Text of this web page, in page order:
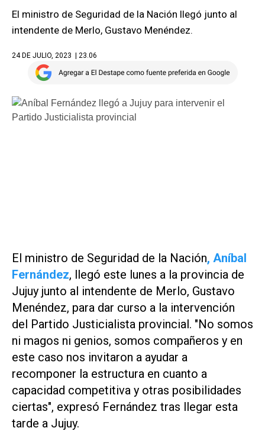
El ministro de Seguridad de la Nación llegó junto al
intendente de Merlo, Gustavo Menéndez.
24 DE JULIO, 2023 | 23.06
El ministro de Seguridad de la Nación, Aníbal
Fernández, llegó este lunes a la provincia de
Jujuy junto al intendente de Merlo, Gustavo
Menéndez, para dar curso a la intervención
del Partido Justicialista provincial. "No somos
ni magos ni genios, somos compañeros y en
este caso nos invitaron a ayudar a
recomponer la estructura en cuanto a
capacidad competitiva y otras posibilidades
ciertas", expresó Fernández tras llegar esta
tarde a Jujuy.